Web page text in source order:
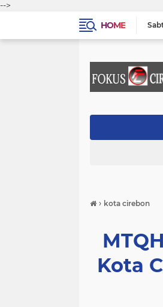
-->
HOME
› kota cirebon
Kota